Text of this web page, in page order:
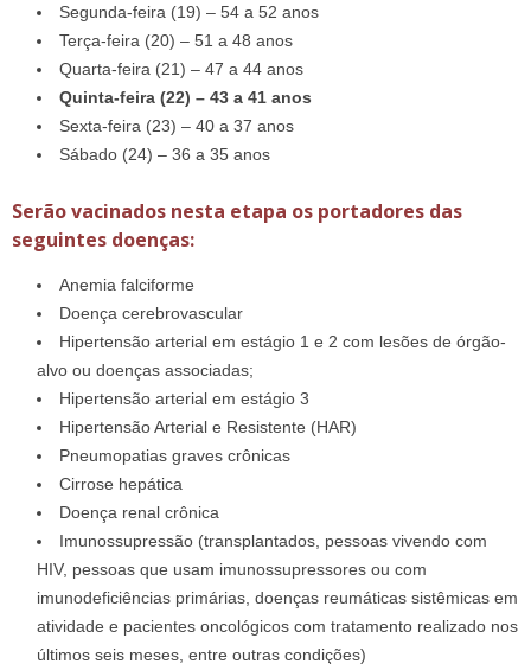
Segunda-feira (19) – 54 a 52 anos
Terça-feira (20) – 51 a 48 anos
Quarta-feira (21) – 47 a 44 anos
Quinta-feira (22) – 43 a 41 anos
Sexta-feira (23) – 40 a 37 anos
Sábado (24) – 36 a 35 anos
Serão vacinados nesta etapa os portadores das
seguintes doenças:
Anemia falciforme
Doença cerebrovascular
Hipertensão arterial em estágio 1 e 2 com lesões de órgão-
alvo ou doenças associadas;
Hipertensão arterial em estágio 3
Hipertensão Arterial e Resistente (HAR)
Pneumopatias graves crônicas
Cirrose hepática
Doença renal crônica
Imunossupressão (transplantados, pessoas vivendo com
HIV, pessoas que usam imunossupressores ou com
imunodeficiências primárias, doenças reumáticas sistêmicas em
atividade e pacientes oncológicos com tratamento realizado nos
últimos seis meses, entre outras condições)